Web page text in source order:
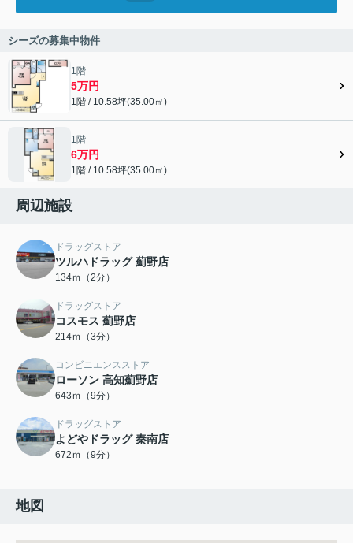
シーズの募集中物件
1階
5万円
1階 / 10.58坪(35.00㎡)
1階
6万円
1階 / 10.58坪(35.00㎡)
周辺施設
ドラッグストア
ツルハドラッグ 薊野店
134ｍ（2分）
ドラッグストア
コスモス 薊野店
214ｍ（3分）
コンビニエンスストア
ローソン 高知薊野店
643ｍ（9分）
ドラッグストア
よどやドラッグ 秦南店
672ｍ（9分）
地図